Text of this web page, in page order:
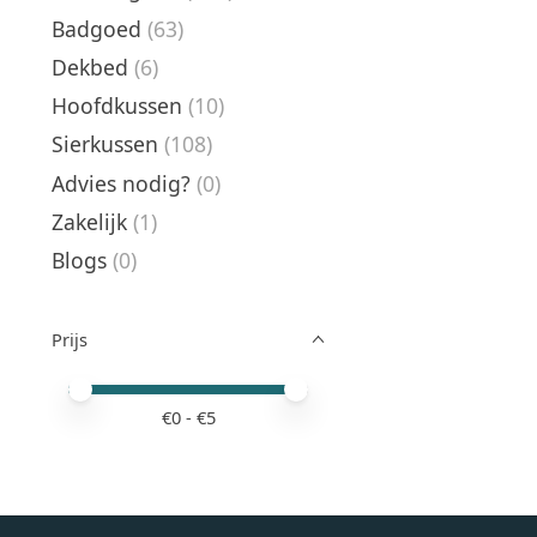
Badgoed (63)
Dekbed (6)
Hoofdkussen (10)
Sierkussen (108)
Advies nodig? (0)
Zakelijk (1)
Blogs (0)
Prijs
Minimale prijswaarde
Price maximum value
€0- €5